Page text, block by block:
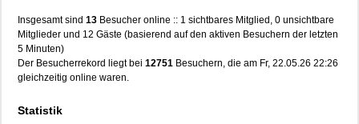
Insgesamt sind 13 Besucher online :: 1 sichtbares Mitglied, 0 unsichtbare
Mitglieder und 12 Gäste (basierend auf den aktiven Besuchern der letzten
5 Minuten)
Der Besucherrekord liegt bei 12751 Besuchern, die am Fr, 22.05.26 22:26
gleichzeitig online waren.
Statistik